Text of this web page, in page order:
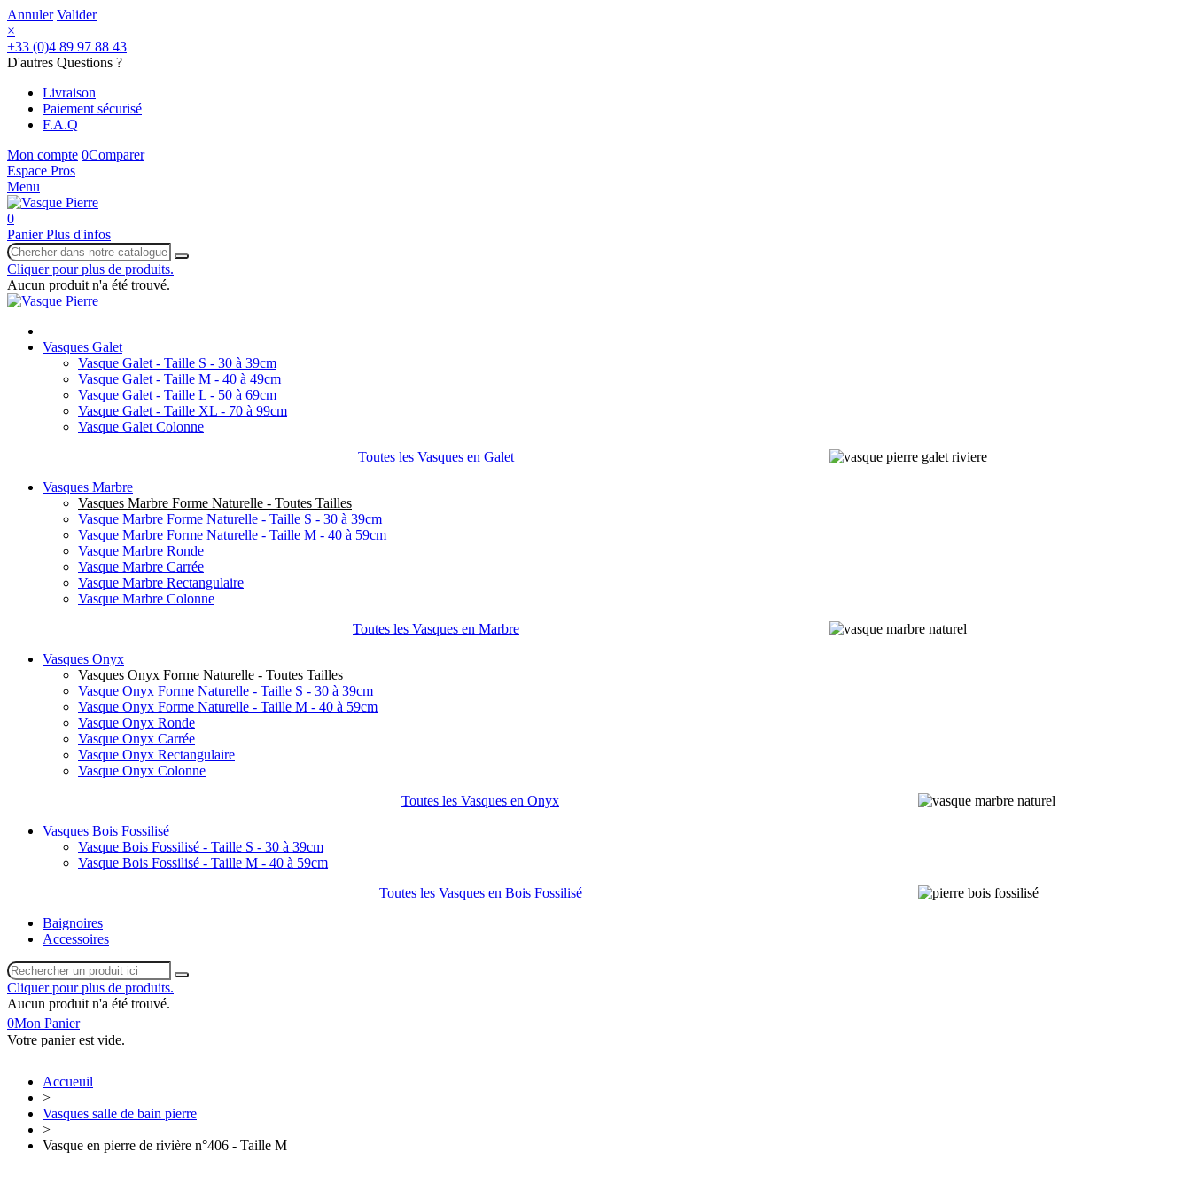
Annuler Valider
×
+33 (0)4 89 97 88 43
D'autres Questions ?
Livraison
Paiement sécurisé
F.A.Q
Mon compte 0Comparer
Espace Pros
Menu
0
Panier Plus d'infos
Cliquer pour plus de produits.
Aucun produit n'a été trouvé.
Vasques Galet
Vasque Galet - Taille S - 30 à 39cm
Vasque Galet - Taille M - 40 à 49cm
Vasque Galet - Taille L - 50 à 69cm
Vasque Galet - Taille XL - 70 à 99cm
Vasque Galet Colonne
Toutes les Vasques en Galet
Vasques Marbre
Vasques Marbre Forme Naturelle - Toutes Tailles
Vasque Marbre Forme Naturelle - Taille S - 30 à 39cm
Vasque Marbre Forme Naturelle - Taille M - 40 à 59cm
Vasque Marbre Ronde
Vasque Marbre Carrée
Vasque Marbre Rectangulaire
Vasque Marbre Colonne
Toutes les Vasques en Marbre
Vasques Onyx
Vasques Onyx Forme Naturelle - Toutes Tailles
Vasque Onyx Forme Naturelle - Taille S - 30 à 39cm
Vasque Onyx Forme Naturelle - Taille M - 40 à 59cm
Vasque Onyx Ronde
Vasque Onyx Carrée
Vasque Onyx Rectangulaire
Vasque Onyx Colonne
Toutes les Vasques en Onyx
Vasques Bois Fossilisé
Vasque Bois Fossilisé - Taille S - 30 à 39cm
Vasque Bois Fossilisé - Taille M - 40 à 59cm
Toutes les Vasques en Bois Fossilisé
Baignoires
Accessoires
Cliquer pour plus de produits.
Aucun produit n'a été trouvé.
0Mon Panier
Votre panier est vide.
Accueuil
>
Vasques salle de bain pierre
>
Vasque en pierre de rivière n°406 - Taille M